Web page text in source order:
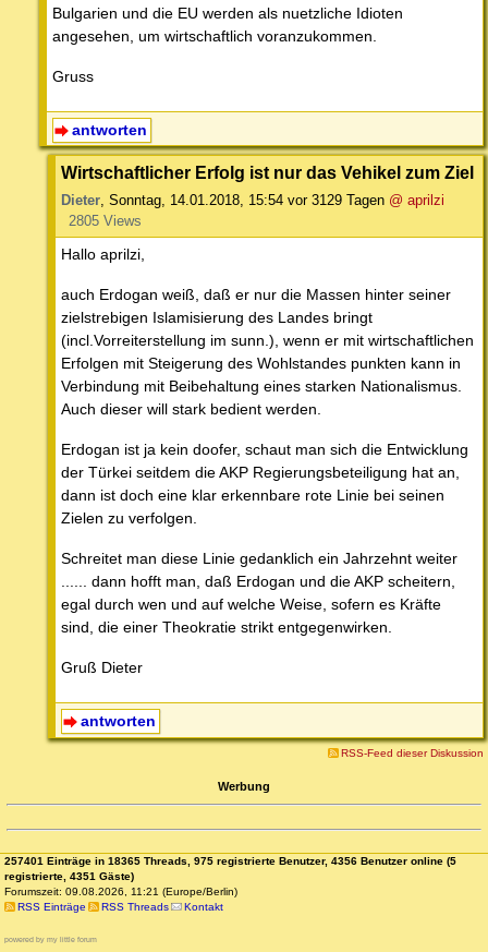
Bulgarien und die EU werden als nuetzliche Idioten
angesehen, um wirtschaftlich voranzukommen.
Gruss
antworten
Wirtschaftlicher Erfolg ist nur das Vehikel zum Ziel
Dieter, Sonntag, 14.01.2018, 15:54 vor 3129 Tagen @ aprilzi
2805 Views
Hallo aprilzi,
auch Erdogan weiß, daß er nur die Massen hinter seiner
zielstrebigen Islamisierung des Landes bringt
(incl.Vorreiterstellung im sunn.), wenn er mit wirtschaftlichen
Erfolgen mit Steigerung des Wohlstandes punkten kann in
Verbindung mit Beibehaltung eines starken Nationalismus.
Auch dieser will stark bedient werden.
Erdogan ist ja kein doofer, schaut man sich die Entwicklung
der Türkei seitdem die AKP Regierungsbeteiligung hat an,
dann ist doch eine klar erkennbare rote Linie bei seinen
Zielen zu verfolgen.
Schreitet man diese Linie gedanklich ein Jahrzehnt weiter
...... dann hofft man, daß Erdogan und die AKP scheitern,
egal durch wen und auf welche Weise, sofern es Kräfte
sind, die einer Theokratie strikt entgegenwirken.
Gruß Dieter
antworten
RSS-Feed dieser Diskussion
Werbung
257401 Einträge in 18365 Threads, 975 registrierte Benutzer, 4356 Benutzer online (5
registrierte, 4351 Gäste)
Forumszeit: 09.08.2026, 11:21 (Europe/Berlin)
RSS Einträge
RSS Threads Kontakt
powered by my little forum